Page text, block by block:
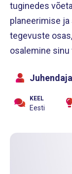
tuginedes
planeerimise
tegevuste
osalemine sinu
KEEL
Eesti